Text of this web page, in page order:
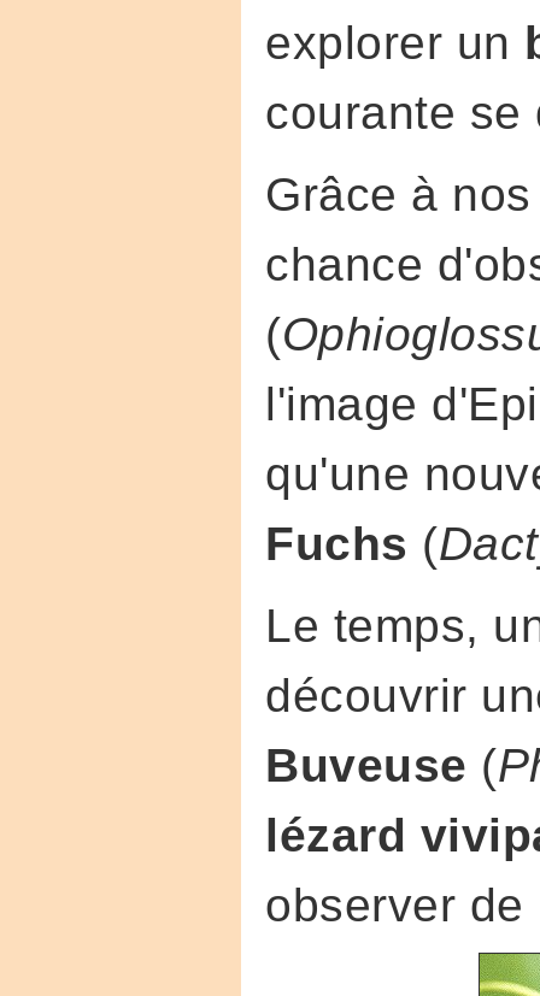
explorer un
courante se
Grâce à
chance
(
l'image
qu'une
Fuchs (
Le temps,
découvrir
Buveuse (
lézard
observer de